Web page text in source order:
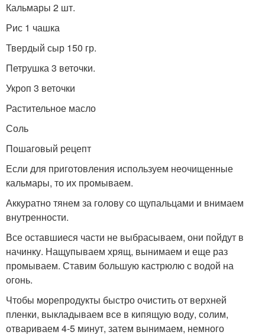
Кальмары 2 шт.
Рис 1 чашка
Твердый сыр 150 гр.
Петрушка 3 веточки.
Укроп 3 веточки
Растительное масло
Соль
Пошаговый рецепт
Если для приготовления используем неочищенные
кальмары, то их промываем.
Аккуратно тянем за голову со щупальцами и внимаем
внутренности.
Все оставшиеся части не выбрасываем, они пойдут в
начинку. Нащупываем хрящ, вынимаем и еще раз
промываем. Ставим большую кастрюлю с водой на
огонь.
Чтобы морепродукты быстро очистить от верхней
пленки, выкладываем все в кипящую воду, солим,
отвариваем 4-5 минут, затем вынимаем, немного